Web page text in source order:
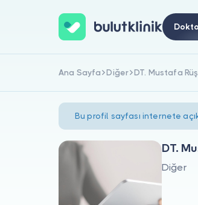
Ana Sayfa Diğer DT. Mustafa
Bu profil sayfası internete
DT.
Diğer